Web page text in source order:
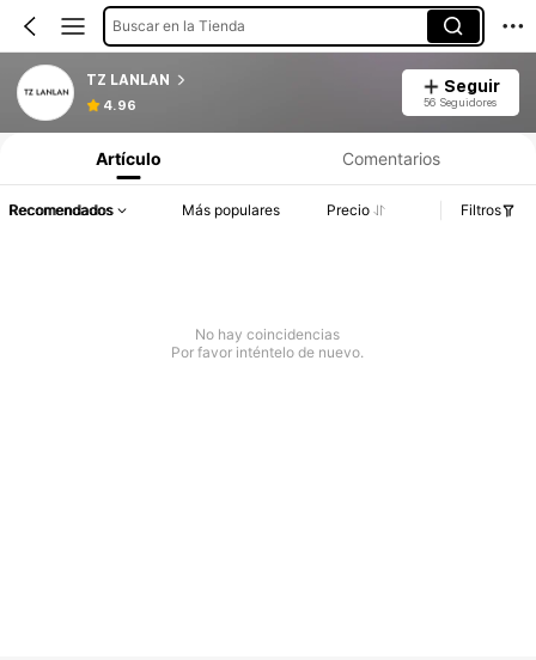
Buscar en la Tienda
TZ LANLAN
4.96
Seguir
56 Seguidores
Artículo Comentarios
Recomendados Más populares Precio Filtros
No hay coincidencias
Por favor inténtelo de nuevo.